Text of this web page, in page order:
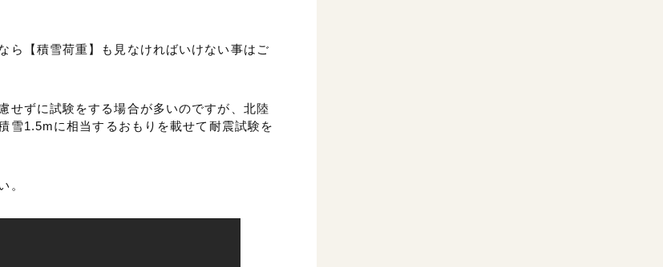
ら【積雪荷重】も見なければいけない事はご
せずに試験をする場合が多いのですが、北陸
雪1.5mに相当するおもりを載せて耐震試験を
。